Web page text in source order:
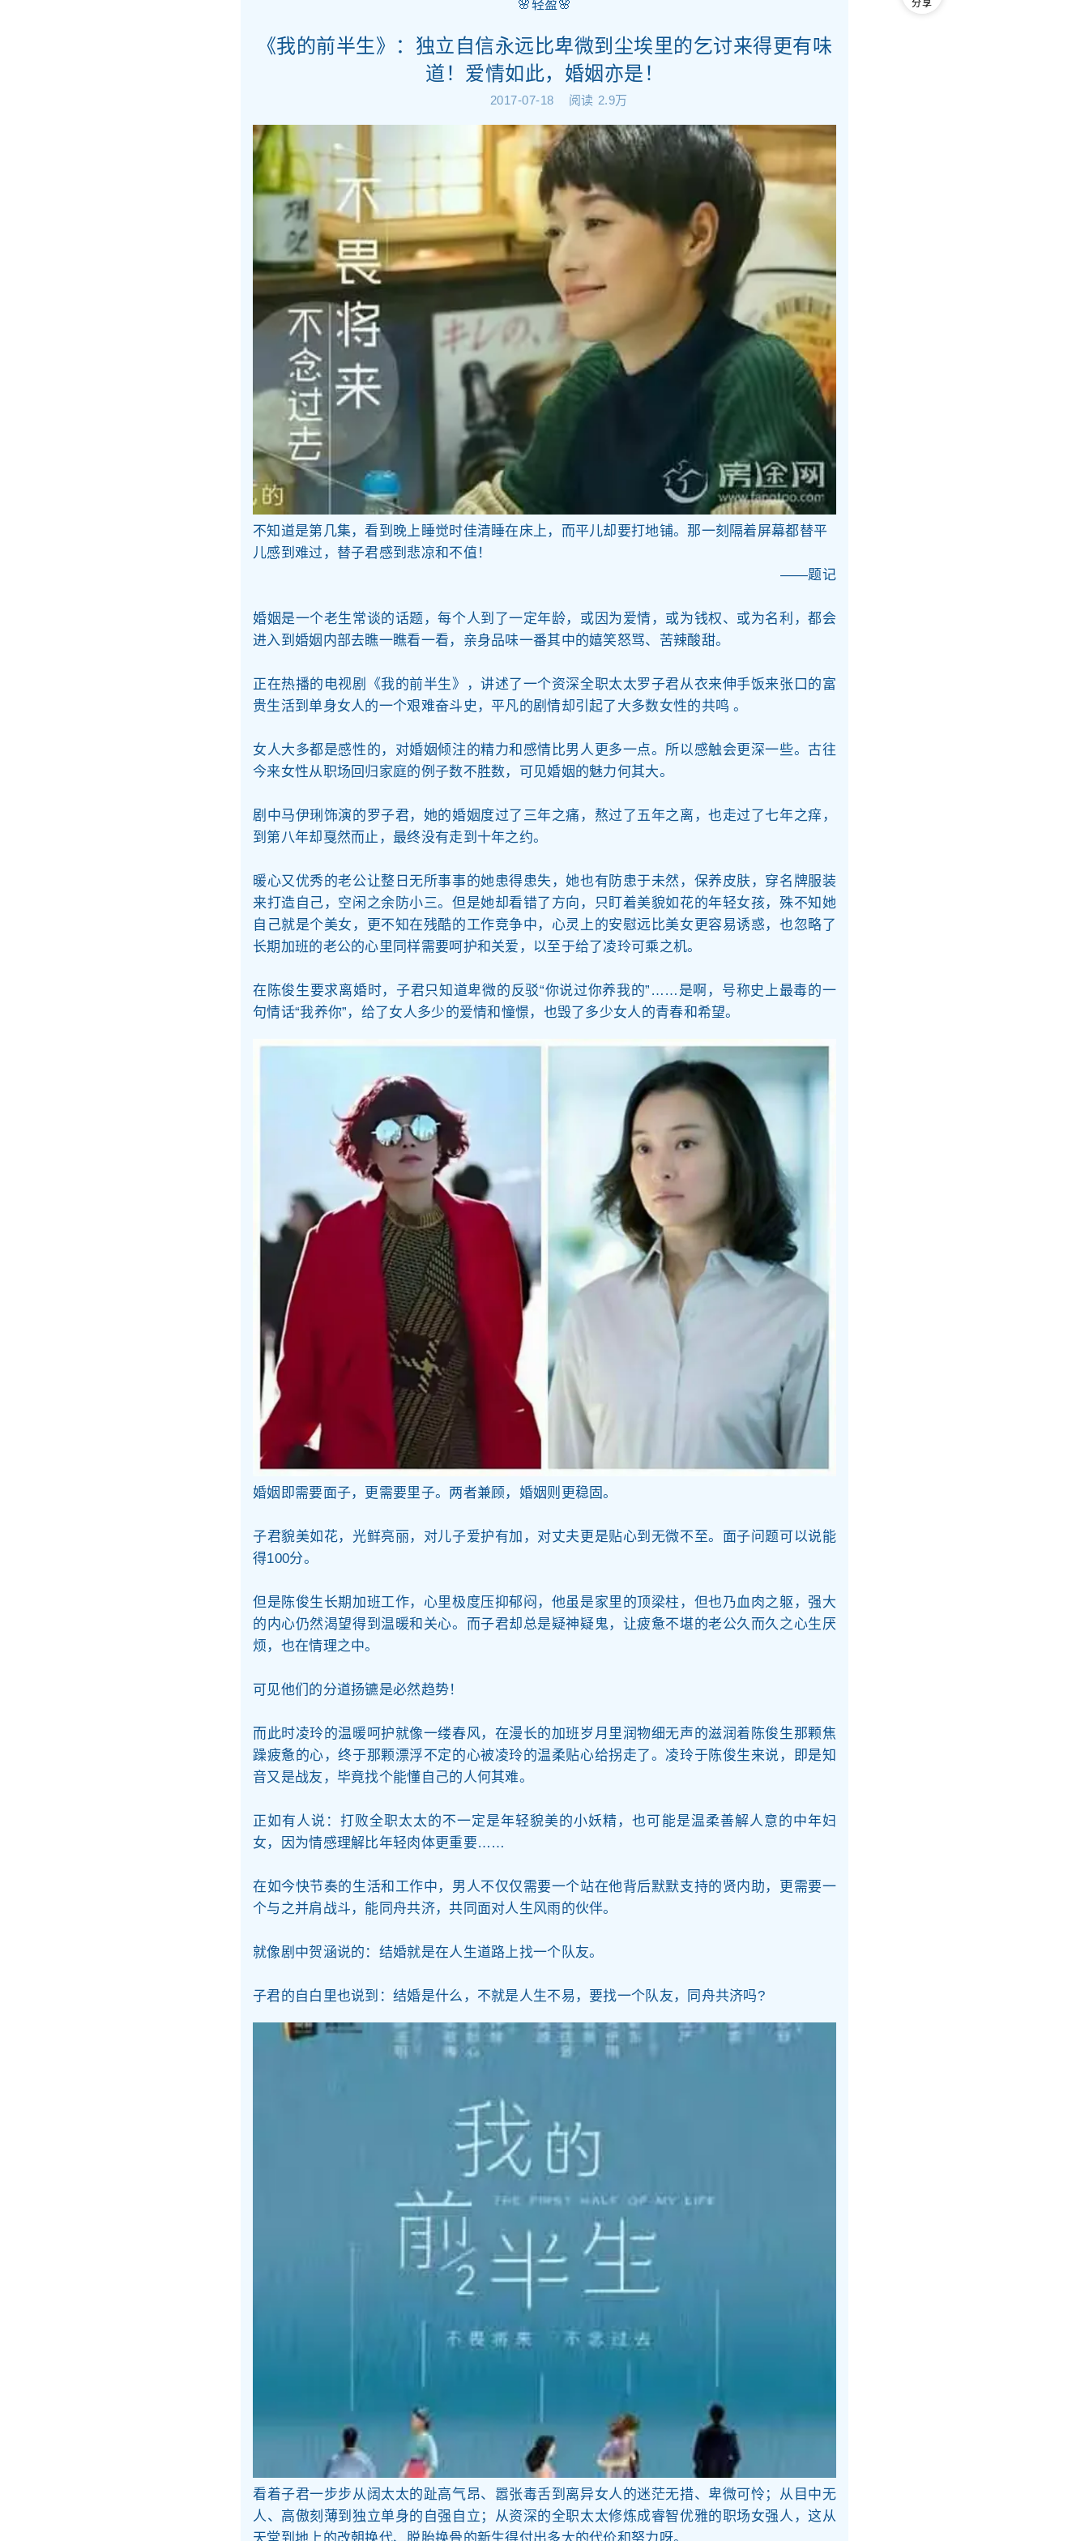
🌸轻盈🌸
《我的前半生》：独立自信永远比卑微到尘埃里的乞讨来得更有味
道！爱情如此，婚姻亦是！
2017-07-18 阅读 2.9万
不知道是第几集，看到晚上睡觉时佳清睡在床上，而平儿却要打地铺。那一刻隔着屏幕都替平
儿感到难过，替子君感到悲凉和不值！
——题记
婚姻是一个老生常谈的话题，每个人到了一定年龄，或因为爱情，或为钱权、或为名利，都会
进入到婚姻内部去瞧一瞧看一看，亲身品味一番其中的嬉笑怒骂、苦辣酸甜。
正在热播的电视剧《我的前半生》，讲述了一个资深全职太太罗子君从衣来伸手饭来张口的富
贵生活到单身女人的一个艰难奋斗史，平凡的剧情却引起了大多数女性的共鸣 。
女人大多都是感性的，对婚姻倾注的精力和感情比男人更多一点。所以感触会更深一些。古往
今来女性从职场回归家庭的例子数不胜数，可见婚姻的魅力何其大。
剧中马伊琍饰演的罗子君，她的婚姻度过了三年之痛，熬过了五年之离，也走过了七年之痒，
到第八年却戛然而止，最终没有走到十年之约。
暖心又优秀的老公让整日无所事事的她患得患失，她也有防患于未然，保养皮肤，穿名牌服装
来打造自己，空闲之余防小三。但是她却看错了方向，只盯着美貌如花的年轻女孩，殊不知她
自己就是个美女，更不知在残酷的工作竞争中，心灵上的安慰远比美女更容易诱惑，也忽略了
长期加班的老公的心里同样需要呵护和关爱，以至于给了凌玲可乘之机。
在陈俊生要求离婚时，子君只知道卑微的反驳“你说过你养我的”……是啊，号称史上最毒的一
句情话“我养你”，给了女人多少的爱情和憧憬，也毁了多少女人的青春和希望。
婚姻即需要面子，更需要里子。两者兼顾，婚姻则更稳固。
子君貌美如花，光鲜亮丽，对儿子爱护有加，对丈夫更是贴心到无微不至。面子问题可以说能
得100分。
但是陈俊生长期加班工作，心里极度压抑郁闷，他虽是家里的顶梁柱，但也乃血肉之躯，强大
的内心仍然渴望得到温暖和关心。而子君却总是疑神疑鬼，让疲惫不堪的老公久而久之心生厌
烦，也在情理之中。
可见他们的分道扬镳是必然趋势！
而此时凌玲的温暖呵护就像一缕春风，在漫长的加班岁月里润物细无声的滋润着陈俊生那颗焦
躁疲惫的心，终于那颗漂浮不定的心被凌玲的温柔贴心给拐走了。凌玲于陈俊生来说，即是知
音又是战友，毕竟找个能懂自己的人何其难。
正如有人说：打败全职太太的不一定是年轻貌美的小妖精，也可能是温柔善解人意的中年妇
女，因为情感理解比年轻肉体更重要……
在如今快节奏的生活和工作中，男人不仅仅需要一个站在他背后默默支持的贤内助，更需要一
个与之并肩战斗，能同舟共济，共同面对人生风雨的伙伴。
就像剧中贺涵说的：结婚就是在人生道路上找一个队友。
子君的自白里也说到：结婚是什么，不就是人生不易，要找一个队友，同舟共济吗?
看着子君一步步从阔太太的趾高气昂、嚣张毒舌到离异女人的迷茫无措、卑微可怜；从目中无
人、高傲刻薄到独立单身的自强自立；从资深的全职太太修炼成睿智优雅的职场女强人，这从
分享